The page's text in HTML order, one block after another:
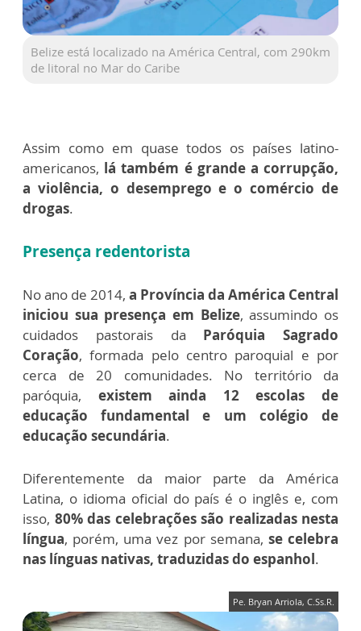
Belize está localizado na América Central, com 290km
de litoral no Mar do Caribe
Assim como em quase todos os países latino-
americanos, lá também é grande a corrupção,
a violência, o desemprego e o comércio de
drogas.
Presença redentorista
No ano de 2014, a Província da América Central
iniciou sua presença em Belize, assumindo os
cuidados pastorais da Paróquia Sagrado
Coração, formada pelo centro paroquial e por
cerca de 20 comunidades. No território da
paróquia, existem ainda 12 escolas de
educação fundamental e um colégio de
educação secundária.
Diferentemente da maior parte da América
Latina, o idioma oficial do país é o inglês e, com
isso, 80% das celebrações são realizadas nesta
língua, porém, uma vez por semana, se celebra
nas línguas nativas, traduzidas do espanhol.
Pe. Bryan Arriola, C.Ss.R.